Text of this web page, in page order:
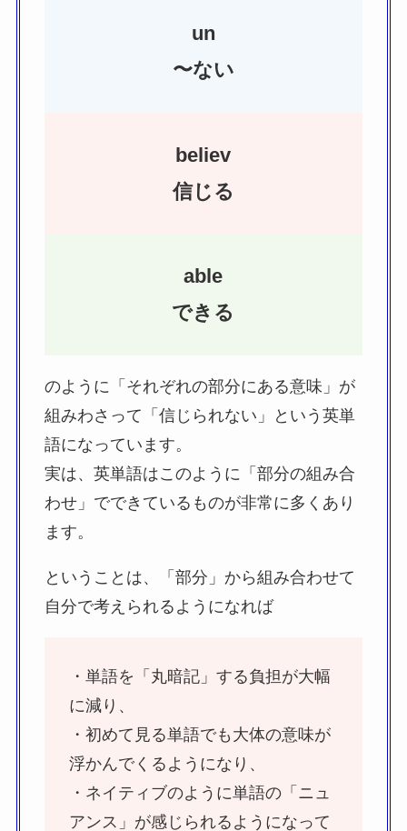
un
〜ない
believ
信じる
able
できる
のように「それぞれの部分にある意味」が
組みわさって「信じられない」という英単
語になっています。
実は、英単語はこのように「部分の組み合
わせ」でできているものが非常に多くあり
ます。
ということは、「部分」から組み合わせて
自分で考えられるようになれば
・単語を「丸暗記」する負担が大幅
に減り、
・初めて見る単語でも大体の意味が
浮かんでくるようになり、
・ネイティブのように単語の「ニュ
アンス」が感じられるようになって